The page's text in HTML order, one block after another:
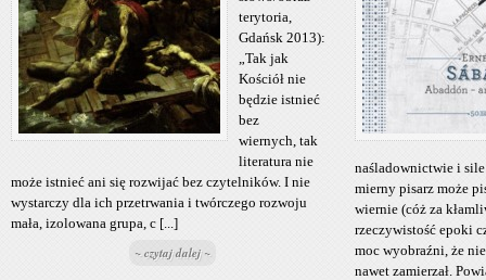
terytoria,
Gdańsk 2013):
„Tak jak
Kościół nie
będzie istnieć
bez
wiernych, tak
literatura nie
może istnieć ani się rozwijać bez czytelników. I nie
wystarczy dla ich przetrwania i twórczego rozwoju
mała, izolowana grupa, c [...]
~ czytaj dalej ~
naśladownictwie i
mierny pisarz może
wiernie (cóż za
rzeczywistość epoki
moc wyobraźni, że
nawet zamierzał.